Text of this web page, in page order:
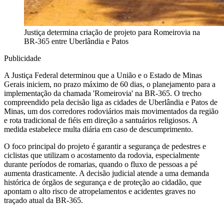
Justiça determina criação de projeto para Romeirovia na
BR-365 entre Uberlândia e Patos
Publicidade
A Justiça Federal determinou que a União e o Estado de Minas
Gerais iniciem, no prazo máximo de 60 dias, o planejamento para a
implementação da chamada 'Romeirovia' na BR-365. O trecho
compreendido pela decisão liga as cidades de Uberlândia e Patos de
Minas, um dos corredores rodoviários mais movimentados da região
e rota tradicional de fiéis em direção a santuários religiosos. A
medida estabelece multa diária em caso de descumprimento.
O foco principal do projeto é garantir a segurança de pedestres e
ciclistas que utilizam o acostamento da rodovia, especialmente
durante períodos de romarias, quando o fluxo de pessoas a pé
aumenta drasticamente. A decisão judicial atende a uma demanda
histórica de órgãos de segurança e de proteção ao cidadão, que
apontam o alto risco de atropelamentos e acidentes graves no
traçado atual da BR-365.